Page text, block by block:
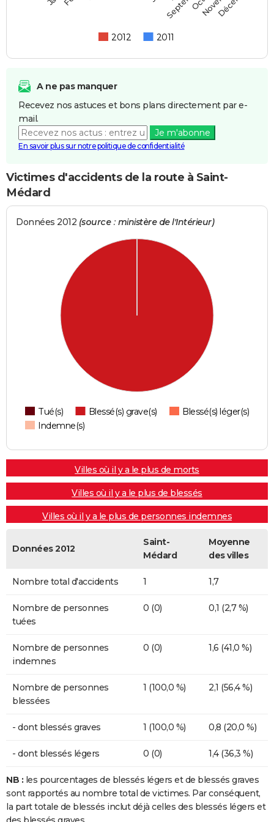
2012 2011
A ne pas manquer
Recevez nos astuces et bons plans directement par e-
mail.
Je m'abonne
En savoir plus sur notre politique de confidentialité
Victimes d'accidents de la route à Saint-
Médard
Données 2012 (source : ministère de l'Intérieur)
Tué(s) Blessé(s) grave(s)
Blessé(s) léger(s)
Indemne(s)
Villes où il y a le plus de morts
Villes où il y a le plus de blessés
Villes où il y a le plus de personnes indemnes
Données 2012
Saint-
Médard
Moyenne
des villes
Nombre total d'accidents 1 1,7
Nombre de personnes
tuées
0 (0) 0,1 (2,7 %)
Nombre de personnes
indemnes
0 (0) 1,6 (41,0 %)
Nombre de personnes
blessées
1 (100,0 %) 2,1 (56,4 %)
- dont blessés graves 1 (100,0 %) 0,8 (20,0 %)
- dont blessés légers 0 (0) 1,4 (36,3 %)
NB : les pourcentages de blessés légers et de blessés graves
sont rapportés au nombre total de victimes. Par conséquent,
la part totale de blessés inclut déjà celles des blessés légers et